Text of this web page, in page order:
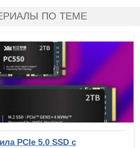
ПО ТЕМЕ
PCIe 5.0 SSD с